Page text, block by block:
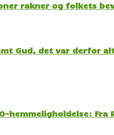
rakner og folkets
Gud, det var derfor
hemmeligholdelse: